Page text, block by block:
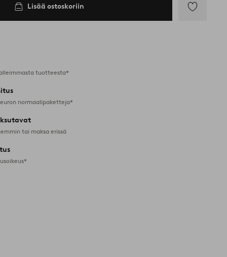
Lisää ostoskoriin
tuotteesta*
normaalipaketteja*
tai maksa erissä